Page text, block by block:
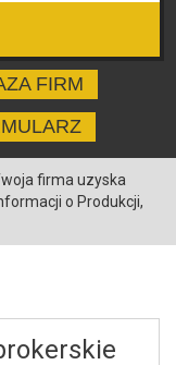
FIRM
firma uzyska
o Produkcji,